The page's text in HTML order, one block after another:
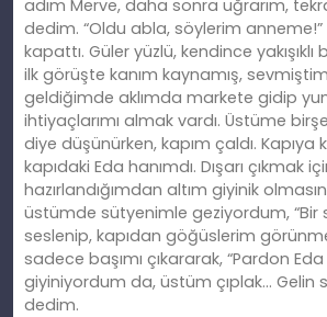
adım Merve, daha sonra uğrarım,
dedim. “Oldu abla, söylerim anneme!”
kapattı. Güler yüzlü, kendince
ilk görüşte kanım kaynamış,
geldiğimde aklımda markete gidip
ihtiyaçlarımı almak vardı. Üstüme
diye düşünürken, kapım çaldı. Kapıya
kapıdaki Eda hanımdı. Dışarı çıkmak
hazırlandığımdan altım giyinik
üstümde sütyenimle geziyordum, “Bir
seslenip, kapıdan göğüslerim
sadece başımı çıkararak, “Pardon
giyiniyordum da, üstüm çıplak… Gelin
dedim.